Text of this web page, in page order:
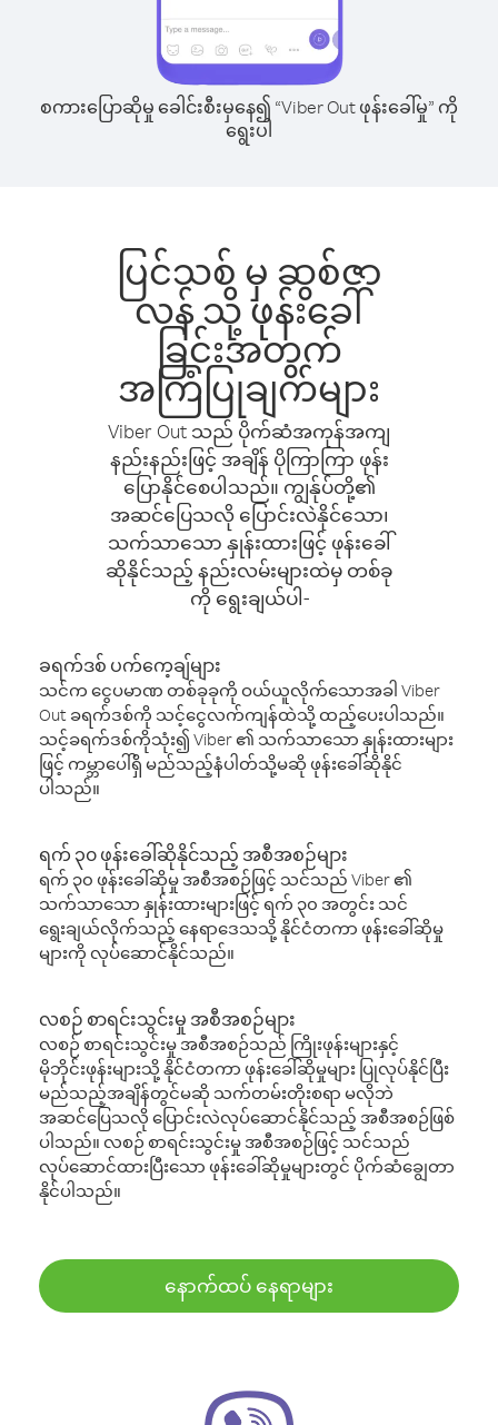
စကားပြောဆိုမှု ခေါင်းစီးမှနေ၍ “Viber Out ဖုန်းခေါ်မှု” ကို
ရွေးပါ
ပြင်သစ် မှ ဆွစ်ဇာ
လန် သို့ ဖုန်းခေါ်
ခြင်းအတွက်
အကြံပြုချက်များ
Viber Out သည် ပိုက်ဆံအကုန်အကျ
နည်းနည်းဖြင့် အချိန် ပိုကြာကြာ ဖုန်း
ပြောနိုင်စေပါသည်။ ကျွန်ုပ်တို့၏
အဆင်ပြေသလို ပြောင်းလဲနိုင်သော၊
သက်သာသော နှုန်းထားဖြင့် ဖုန်းခေါ်
ဆိုနိုင်သည့် နည်းလမ်းများထဲမှ တစ်ခု
ကို ရွေးချယ်ပါ-
ခရက်ဒစ် ပက်ကေ့ချ်များ
သင်က ငွေပမာဏ တစ်ခုခုကို ဝယ်ယူလိုက်သောအခါ Viber
Out ခရက်ဒစ်ကို သင့်ငွေလက်ကျန်ထဲသို့ ထည့်ပေးပါသည်။
သင့်ခရက်ဒစ်ကိုသုံး၍ Viber ၏ သက်သာသော နှုန်းထားများ
ဖြင့် ကမ္ဘာပေါ်ရှိ မည်သည့်နံပါတ်သို့မဆို ဖုန်းခေါ်ဆိုနိုင်
ပါသည်။
ရက် ၃၀ ဖုန်းခေါ်ဆိုနိုင်သည့် အစီအစဉ်များ
ရက် ၃၀ ဖုန်းခေါ်ဆိုမှု အစီအစဉ်ဖြင့် သင်သည် Viber ၏
သက်သာသော နှုန်းထားများဖြင့် ရက် ၃၀ အတွင်း သင်
ရွေးချယ်လိုက်သည့် နေရာဒေသသို့ နိုင်ငံတကာ ဖုန်းခေါ်ဆိုမှု
များကို လုပ်ဆောင်နိုင်သည်။
လစဉ် စာရင်းသွင်းမှု အစီအစဉ်များ
လစဉ် စာရင်းသွင်းမှု အစီအစဉ်သည် ကြိုးဖုန်းများနှင့်
မိုဘိုင်းဖုန်းများသို့ နိုင်ငံတကာ ဖုန်းခေါ်ဆိုမှုများ ပြုလုပ်နိုင်ပြီး
မည်သည့်အချိန်တွင်မဆို သက်တမ်းတိုးစရာ မလိုဘဲ
အဆင်ပြေသလို ပြောင်းလဲလုပ်ဆောင်နိုင်သည့် အစီအစဉ်ဖြစ်
ပါသည်။ လစဉ် စာရင်းသွင်းမှု အစီအစဉ်ဖြင့် သင်သည်
လုပ်ဆောင်ထားပြီးသော ဖုန်းခေါ်ဆိုမှုများတွင် ပိုက်ဆံချွေတာ
နိုင်ပါသည်။
နောက်ထပ် နေရာများ